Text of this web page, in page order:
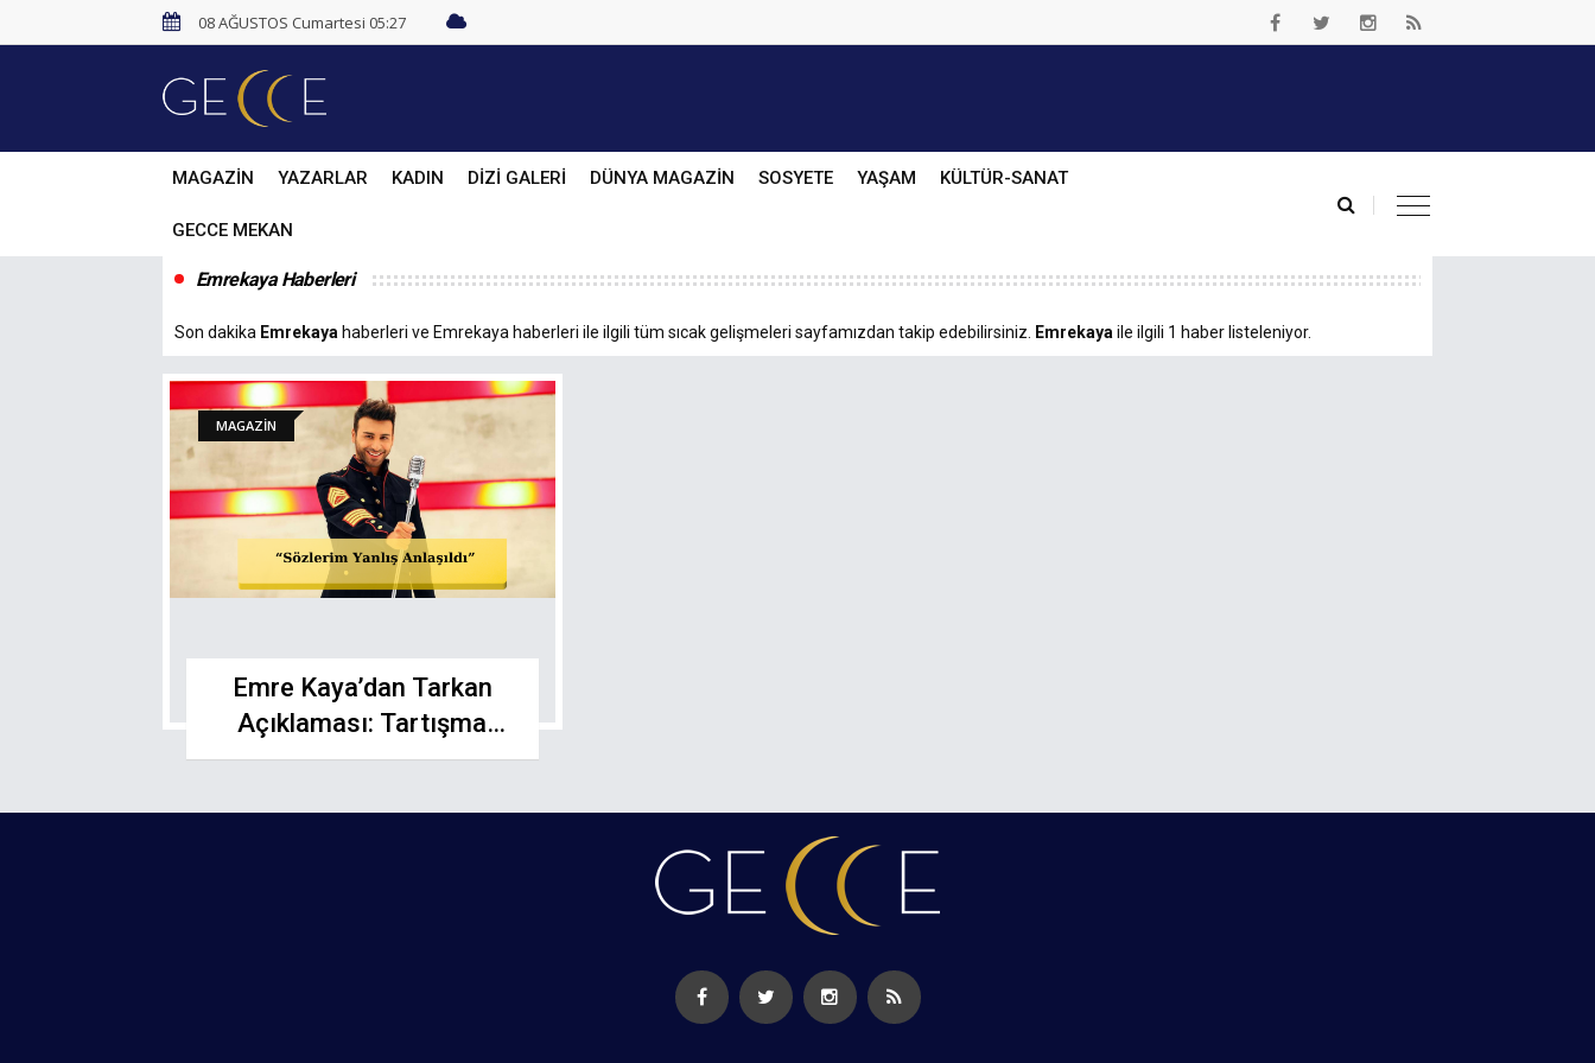
08 AĞUSTOS Cumartesi 05:27
MAGAZİN YAZARLAR KADIN DİZİ GALERİ DÜNYA MAGAZİN SOSYETE YAŞAM KÜLTÜR-SANAT
GECCE MEKAN
Emrekaya Haberleri
Son dakika Emrekaya haberleri ve Emrekaya haberleri ile ilgili tüm sıcak gelişmeleri sayfamızdan takip edebilirsiniz. Emrekaya ile ilgili 1 haber listeleniyor.
MAGAZİN
Emre Kaya’dan Tarkan
Açıklaması: Tartışma
Devam Ediyor